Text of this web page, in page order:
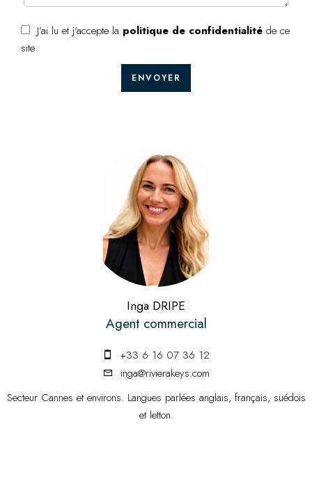
J’ai lu et j'accepte la politique de confidentialité de ce
site
ENVOYER
Inga DRIPE
Agent commercial
+33 6 16 07 36 12
inga@rivierakeys.com
Secteur Cannes et environs. Langues parlées anglais, français, suédois
et letton.